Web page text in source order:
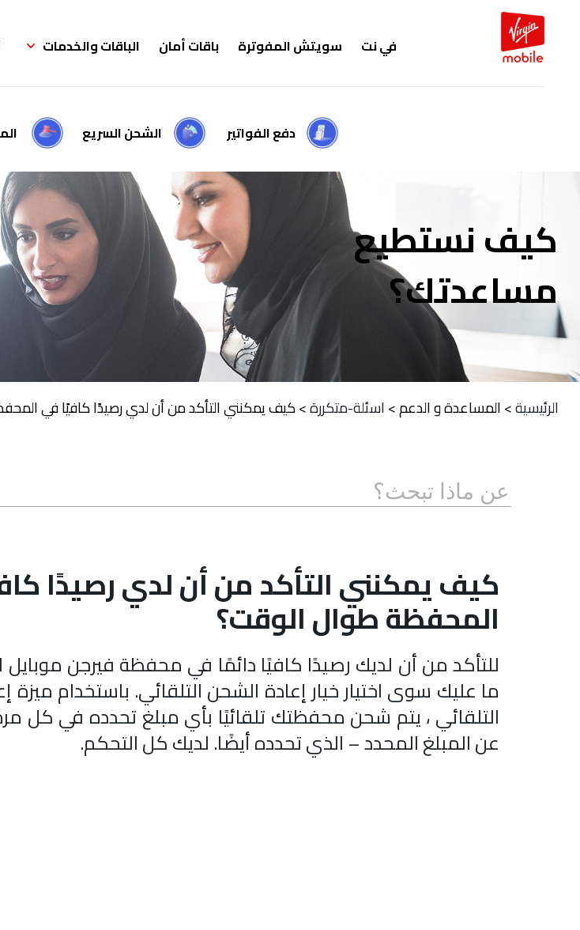
في نت سويتش المفوترة باقات أمان الباقات والخدمات
دفع الفواتير الشحن السريع
كيف نستطيع
مساعدتك؟
الرئيسية>المساعدة و الدعم>اسئلة-متكررة>كيف يمكنني التأكد من أن لدي رصيدًا كافيًا في
كيف يمكنني التأكد من أن لدي رصيدًا
المحفظة طوال الوقت؟
للتأكد من أن لديك رصيدًا كافيًا دائمًا في محفظة فيرجن موبايل
ما عليك سوى اختيار خيار إعادة الشحن التلقائي. باستخدام ميزة
التلقائي ، يتم شحن محفظتك تلقائيًا بأي مبلغ تحدده في كل
عن المبلغ المحدد – الذي تحدده أيضًا. لديك كل التحكم.